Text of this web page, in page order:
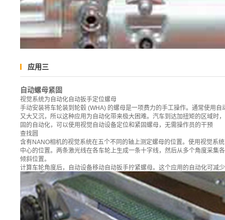
应用三
自动螺母紧固
视觉系统为自动化自动扳手定位螺母
手动安装将车轮装到轮毂 (WHA) 的螺母是一项费力的手工操作。通常使用
又大又沉，所以这种应用为自动化带来极大困难。汽车到达加扭矩的区域时
固的自动化，可以使用视觉自动设备定位和紧固螺母，无需操作员的干预
查找圆
含有NANO相机的视觉系统在五个不同的轴上测定螺母的位置。使用视觉系
中心的位置。两条激光线在各车轮上生成一条十字线，然后从多个角度采集
倾斜位置。
计算车轮角度后，自动设备移动自动扳手拧紧螺母。这个应用的自动化可减